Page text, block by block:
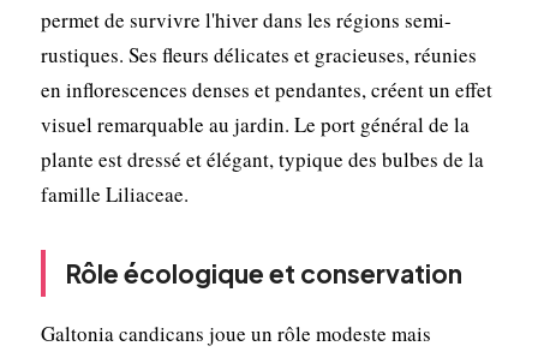
permet de survivre l'hiver dans les régions semi-
rustiques. Ses fleurs délicates et gracieuses, réunies
en inflorescences denses et pendantes, créent un effet
visuel remarquable au jardin. Le port général de la
plante est dressé et élégant, typique des bulbes de la
famille Liliaceae.
Rôle écologique et conservation
Galtonia candicans joue un rôle modeste mais